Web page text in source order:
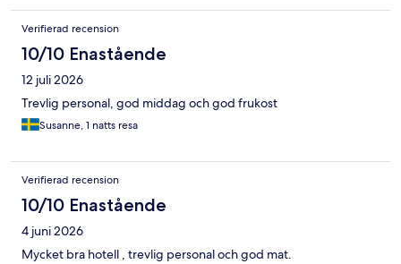
Verifierad recension
10/10 Enastående
12 juli 2026
Trevlig personal, god middag och god frukost
Susanne, 1 natts resa
Verifierad recension
10/10 Enastående
4 juni 2026
Mycket bra hotell , trevlig personal och god mat.